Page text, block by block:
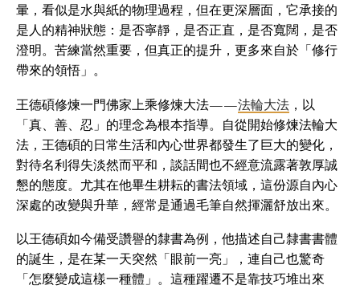
暈，看似是水與紙的物理過程，但在更深層面，它承接的
是人的精神狀態：是否寧靜，是否正直，是否寬闊，是否
澄明。苦練當然重要，但真正的提升，更多來自於「修行
帶來的領悟」。
王德碩修煉一門佛家上乘修煉大法——法輪大法 ，以
「真、善、忍」的理念為根本指導。自從開始修煉法輪大
法，王德碩的日常生活和內心世界都發生了巨大的變化，
對待名利得失淡然而平和，談話間也不經意流露著敦厚誠
懇的態度。尤其在他畢生耕耘的書法領域，這份源自內心
深處的改變與升華，經常是通過毛筆自然揮灑舒放出來。
以王德碩如今備受讚譽的隸書為例，他描述自己隸書書體
的誕生，是在某一天突然「眼前一亮」，連自己也驚奇
「怎麼變成這樣一種體」。這種躍遷不是靠技巧堆出來